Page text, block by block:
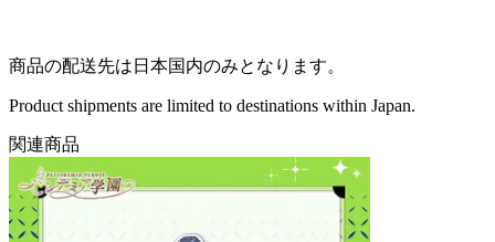
商品の配送先は日本国内のみとなります。
Product shipments are limited to destinations within Japan.
関連商品